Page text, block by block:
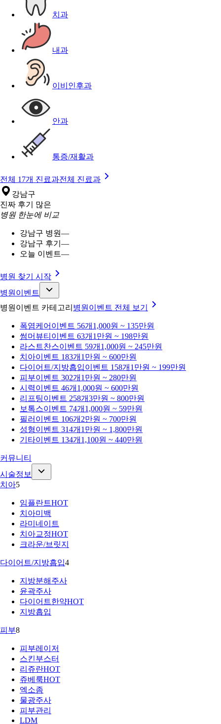
치과
내과
이비인후과
안과
통증/재활과
전체 17개 진료과전체 진료과
강남구
진짜 후기 많은
병원 한눈에 비교
강남구 병원—
강남구 후기 —
오늘 이벤트—
병원 찾기 시작
병원이벤트
병원이벤트 카테고리 병원이벤트 전체 보기
폭염케어 이벤트 56개 1,000원 ~ 135만원
썸머뷰티 이벤트 63개 1만원 ~ 198만원
라스트찬스이벤트 59개 1,000원 ~ 245만원
치아이벤트 183개 1만원 ~ 600만원
다이어트/지방흡입이벤트 158개 1만원 ~ 199만원
피부이벤트 302개 1만원 ~ 280만원
시력이벤트 46개 1,000원 ~ 600만원
리프팅이벤트 258개3만원 ~ 800만원
보톡스이벤트 74개 1,000원 ~ 59만원
필러 이벤트 106개 2만원 ~ 700만원
성형이벤트 314개 1만원 ~ 1,800만원
기타이벤트 134개 1,100원 ~ 440만원
커뮤니티
시술정보
치아5
임플란트HOT
치아미백
라미네이트
치아교정HOT
크라운/브릿지
다이어트/지방흡입4
지방분해주사
윤곽주사
다이어트한약HOT
지방흡입
피부8
피부레이저
스킨부스터
리쥬란HOT
쥬베룩HOT
엑소좀
물광주사
피부관리
LDM